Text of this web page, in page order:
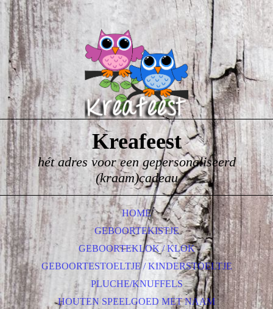
Kreafeest
hét adres voor een gepersonaliseerd
(kraam)cadeau
HOME
GEBOORTEKISTJE
GEBOORTEKLOK / KLOK
GEBOORTESTOELTJE / KINDERSTOELTJE
PLUCHE/KNUFFELS
HOUTEN SPEELGOED MET NAAM